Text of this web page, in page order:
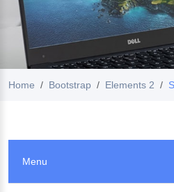
Home Bootstrap Elements 2
Menu